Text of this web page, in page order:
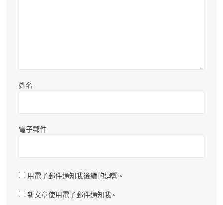
姓名
電子郵件
用電子郵件通知我後續的迴響。
新文章使用電子郵件通知我。